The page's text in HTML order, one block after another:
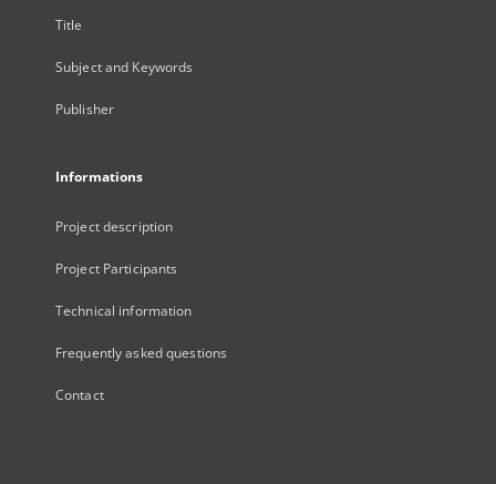
Title
Subject and Keywords
Publisher
Informations
Project description
Project Participants
Technical information
Frequently asked questions
Contact